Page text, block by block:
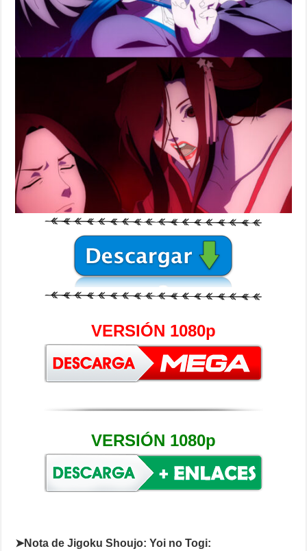
VERSIÓN 1080p
VERSIÓN 1080p
➤Nota de Jigoku Shoujo: Yoi no Togi: